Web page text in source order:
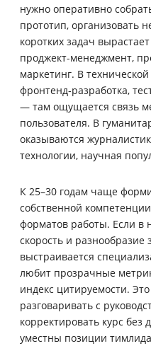
нужно оперативно
прототип, организовать
коротких задач
проджект-менеджмент,
маркетинг. В
фронтенд‑разработка,
— там ощущается связь
пользователя. В
оказываются
технологии, научная
К 25–30 годам чаще
собственной
форматов работы. Если в
скорость и разнообразие
выстраивается
любит прозрачные
индекс цитируемости.
разговаривать с
корректировать курс
уместны позиции